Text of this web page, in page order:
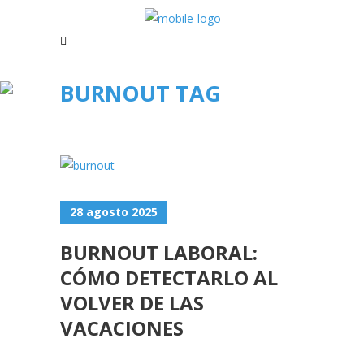
BURNOUT TAG
28 agosto 2025
BURNOUT LABORAL:
CÓMO DETECTARLO AL
VOLVER DE LAS
VACACIONES